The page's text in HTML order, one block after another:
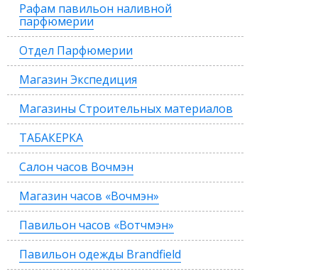
Рафам павильон наливной
парфюмерии
Отдел Парфюмерии
Магазин Экспедиция
Магазины Строительных материалов
ТАБАКЕРКА
Салон часов Вочмэн
Магазин часов «Вочмэн»
Павильон часов «Вотчмэн»
Павильон одежды Brandfield